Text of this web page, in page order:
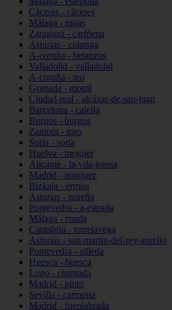
Cáceres - cáceres
Málaga - mijas
Zaragoza - cariñena
Asturias - colunga
A-coruña - betanzos
Valladolid - valladolid
A-coruña - teo
Granada - motril
Ciudad-real - alcázar-de-san-juan
Barcelona - calella
Burgos - burgos
Zamora - toro
Soria - soria
Huelva - moguer
Alicante - la-vila-joiosa
Madrid - aranjuez
Bizkaia - ermua
Asturias - noreña
Pontevedra - a-estrada
Málaga - ronda
Cantabria - torrelavega
Asturias - san-martín-del-rey-aurelio
Pontevedra - silleda
Huesca - huesca
Lugo - chantada
Madrid - pinto
Sevilla - carmona
Madrid - fuenlabrada